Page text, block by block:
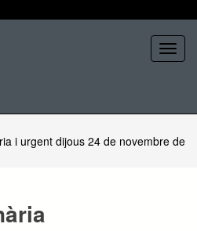
i urgent dijous 24 de novembre de